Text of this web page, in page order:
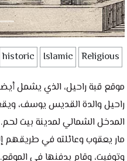
Religious
Islamic
historic
موقع قبة راحيل، الذي يشمل
راحيل والدة القديس يوسف،
المدخل الشمالي لمدينة بيت
مار يعقوب وعائلته في طريقهم